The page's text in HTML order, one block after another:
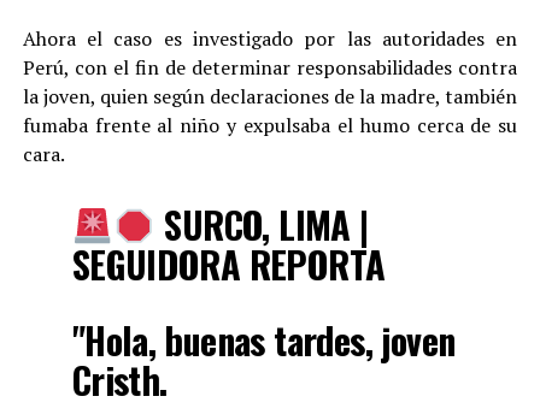
Ahora el caso es investigado por las autoridades en
Perú, con el fin de determinar responsabilidades contra
la joven, quien según declaraciones de la madre, también
fumaba frente al niño y expulsaba el humo cerca de su
cara.
SURCO, LIMA |
SEGUIDORA REPORTA
"Hola, buenas tardes, joven
Cristh.